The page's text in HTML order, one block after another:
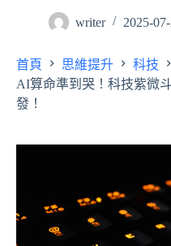
writer 2025-
首頁 思維提升
科技
AI算命準到哭！科技紫微
發！